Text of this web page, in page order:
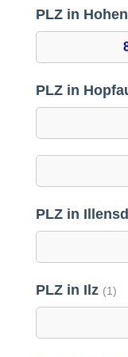
PLZ in
PLZ in
PLZ in
PLZ in Ilz (1)